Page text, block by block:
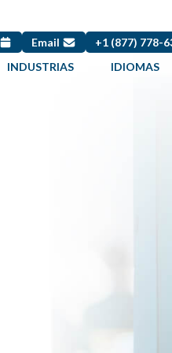
Email +1 (877) 778-
INDUSTRIAS IDIOMAS